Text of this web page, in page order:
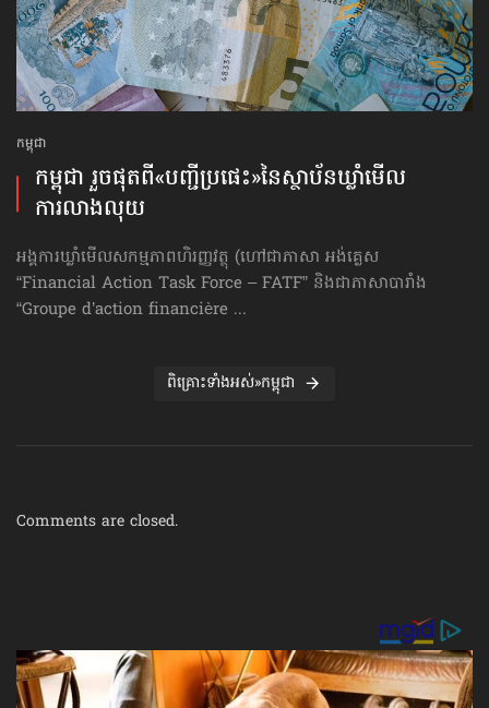
កម្ពុជា
កម្ពុជា រួចផុតពី«បញ្ជីប្រផេះ»​នៃស្ថាប័ន​ឃ្លាំមើល​
ការលាងលុយ
អង្គការឃ្លាំមើលសកម្មភាពហិរញ្ញវត្ថុ (ហៅ​ជា​ភាសា អង់គ្លេស
“Financial Action Task Force – FATF” និងជាភាសាបារាំង
“Groupe d’action financière ...
ពិគ្រោះទាំងអស់»កម្ពុជា
Comments are closed.